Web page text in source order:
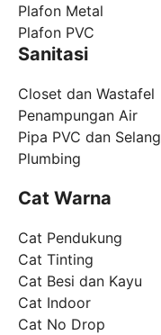
Plafon Metal
Plafon PVC
Sanitasi
Closet dan Wastafel
Penampungan Air
Pipa PVC dan Selang
Plumbing
Cat Warna
Cat Pendukung
Cat Tinting
Cat Besi dan Kayu
Cat Indoor
Cat No Drop